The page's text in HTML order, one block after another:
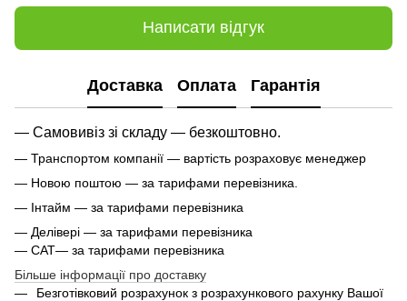
Написати відгук
Доставка Оплата Гарантія
— Самовивіз зі складу — безкоштовно.
— Транспортом компанії — вартість розраховує менеджер
— Новою поштою — за тарифами перевізника.
— Інтайм — за тарифами перевізника
— Делівері — за тарифами перевізника
— САТ— за тарифами перевізника
Більше інформації про доставку
Безготівковий розрахунок з розрахункового рахунку Вашої